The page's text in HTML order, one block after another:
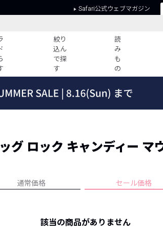
Safari公式ウェブマガジン
絞り
込ん
で探
す
読
み
も
の
事
ーデ TOP20
ランキング
よくある質問
プライバシーポリシ
グ ロック キャンディー マ
通常価格 セール価格
該当の商品がありません